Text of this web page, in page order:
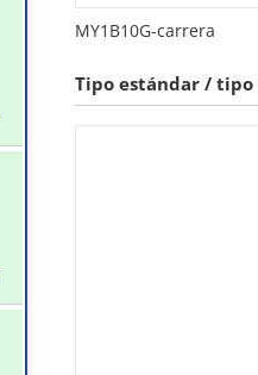
MY1B10G-carrera
Tipo estándar /